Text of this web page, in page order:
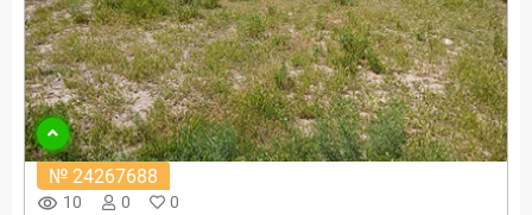
remove_red_eye 10 0 0
№ 24267688